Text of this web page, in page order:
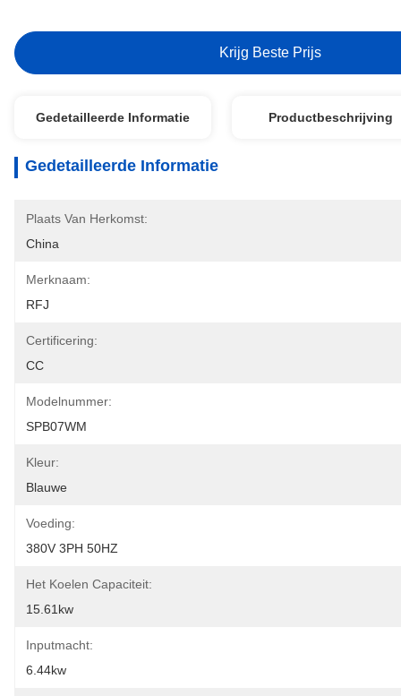
Krijg Beste Prijs
Gedetailleerde Informatie Productbeschrijving
Gedetailleerde Informatie
Plaats Van Herkomst:
China
Merknaam:
RFJ
Certificering:
CC
Modelnummer:
SPB07WM
Kleur:
Blauwe
Voeding:
380V 3PH 50HZ
Het Koelen Capaciteit:
15.61kw
Inputmacht:
6.44kw